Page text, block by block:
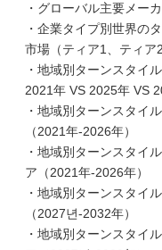
・グローバル主要メー
・企業タイプ別世界の
市場（ティア1、ティア
・地域別ターンスタイ
2021年 VS 2025年 VS
・地域別ターンスタイ
（2021年-2026年）
・地域別ターンスタイ
ア（2021年-2026年）
・地域別ターンスタイ
（2027년-2032年）
・地域別ターンスタイ